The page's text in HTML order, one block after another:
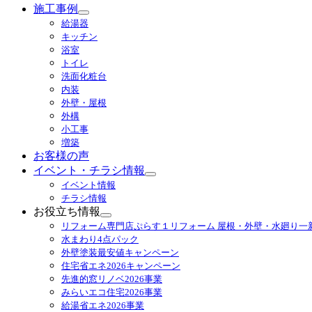
施工事例
サ
ブ
メ
ュ
ー
展
給湯器
キッチン
浴室
トイレ
洗面化粧台
内装
外壁・屋根
外構
小工事
増築
お客様の声
イベント・チラシ情報
サ
ュ
を
展
開
イベント情報
チラシ情報
お役立ち情報
サ
ブ
メ
ニ
ュ
ー
を
展
リフォーム専門店ぷらす１リフォーム 屋根・外壁・水廻り一
水まわり4点パック
外壁塗装最安値キャンペーン
住宅省エネ2026キャンペーン
先進的窓リノベ2026事業
みらいエコ住宅2026事業
給湯省エネ2026事業